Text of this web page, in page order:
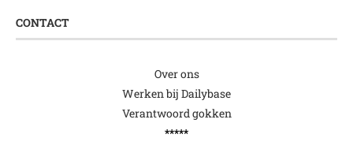
CONTACT
Over ons
Werken bij Dailybase
Verantwoord gokken
*****